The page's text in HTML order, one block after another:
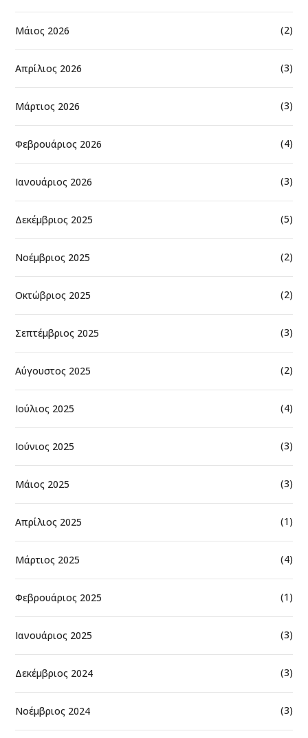
Μάιος 2026 (2)
Απρίλιος 2026 (3)
Μάρτιος 2026 (3)
Φεβρουάριος 2026 (4)
Ιανουάριος 2026 (3)
Δεκέμβριος 2025 (5)
Νοέμβριος 2025 (2)
Οκτώβριος 2025 (2)
Σεπτέμβριος 2025 (3)
Αύγουστος 2025 (2)
Ιούλιος 2025 (4)
Ιούνιος 2025 (3)
Μάιος 2025 (3)
Απρίλιος 2025 (1)
Μάρτιος 2025 (4)
Φεβρουάριος 2025 (1)
Ιανουάριος 2025 (3)
Δεκέμβριος 2024 (3)
Νοέμβριος 2024 (3)